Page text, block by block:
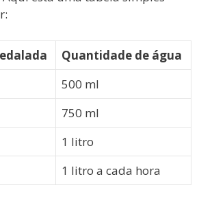
Quantidade de água
500 ml
750 ml
1 litro
1 litro a cada hora